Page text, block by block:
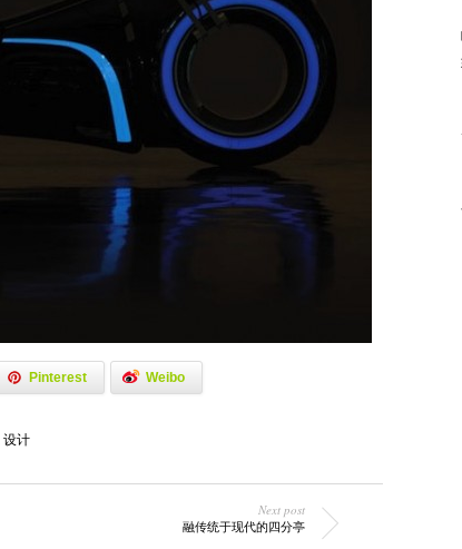
Pinterest Weibo
设计
Next post
融传统于现代的四分亭